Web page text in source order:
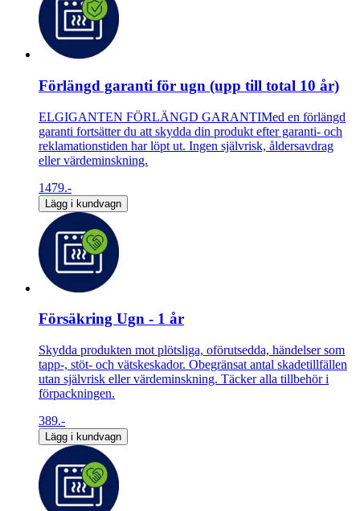
Förlängd garanti för ugn (upp till total 10 år)
ELGIGANTEN FÖRLÄNGD GARANTIMed en förlängd
garanti fortsätter du att skydda din produkt efter garanti- och
reklamationstiden har löpt ut. Ingen självrisk, åldersavdrag
eller värdeminskning.
1479.-
Lägg i kundvagn
Försäkring Ugn - 1 år
Skydda produkten mot plötsliga, oförutsedda, händelser som
tapp-, stöt- och vätskeskador. Obegränsat antal skadetillfällen
utan självrisk eller värdeminskning. Täcker alla tillbehör i
förpackningen.
389.-
Lägg i kundvagn